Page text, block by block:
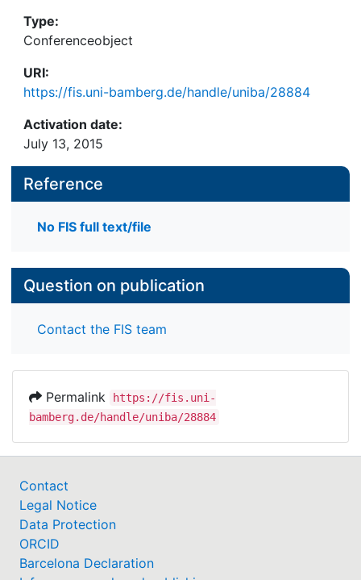
Type:
Conferenceobject
URI:
https://fis.uni-bamberg.de/handle/uniba/28884
Activation date:
July 13, 2015
Reference
No FIS full text/file
Question on publication
Contact the FIS team
Permalink
https://fis.uni-
bamberg.de/handle/uniba/28884
Contact
Legal Notice
Data Protection
ORCID
Barcelona Declaration